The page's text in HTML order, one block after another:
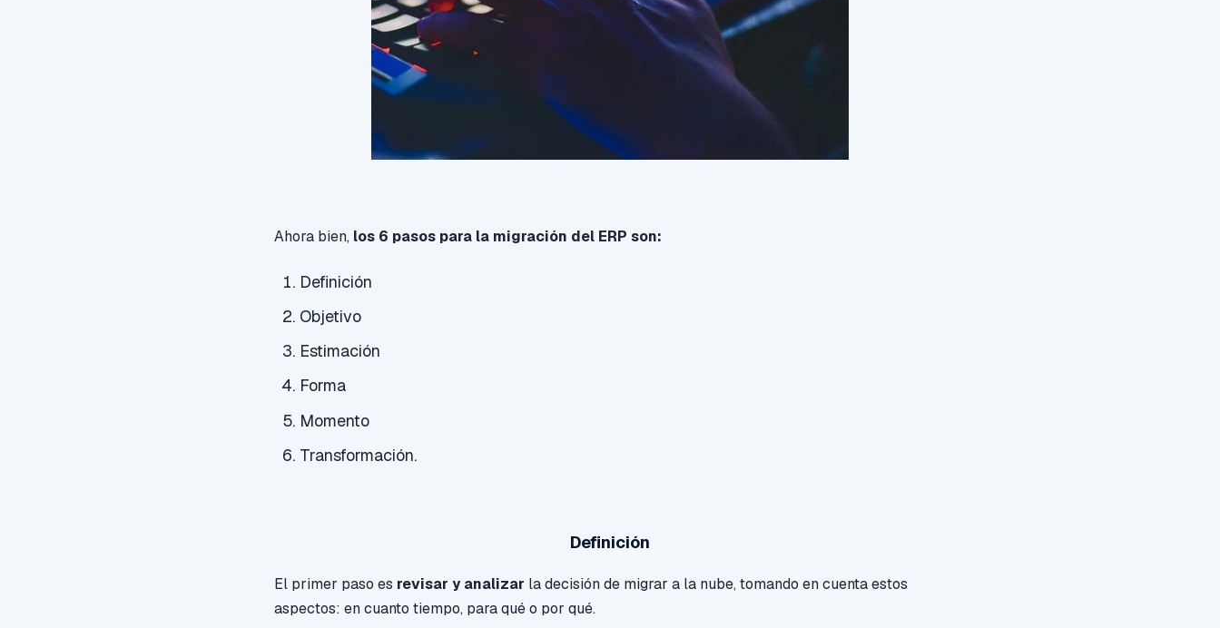
Ahora bien, los 6 pasos para la migración del ERP son:
Definición
Objetivo
Estimación
Forma
Momento
Transformación.
Definición
El primer paso es revisar y analizar la decisión de migrar a la nube, tomando en cuenta estos
aspectos: en cuanto tiempo, para qué o por qué.